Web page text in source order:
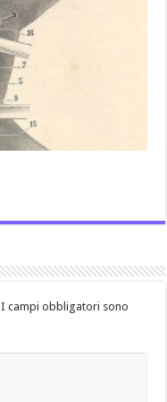
I campi obbligatori sono